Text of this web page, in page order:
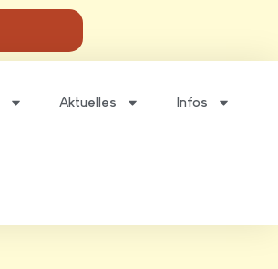
Aktuelles Infos